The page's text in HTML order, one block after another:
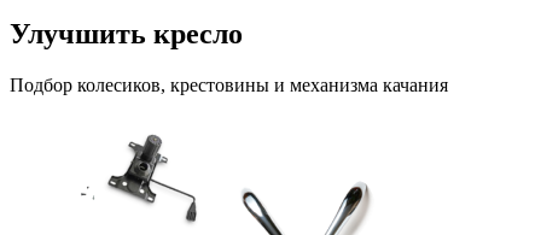
Улучшить кресло
Подбор колесиков, крестовины и механизма качания